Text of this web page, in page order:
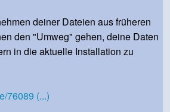
deiner Dateien aus früheren
den "Umweg" gehen, deine Daten
in die aktuelle Installation zu
76089 (...)